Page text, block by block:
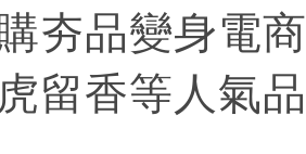
夯品變身電
留香等人氣